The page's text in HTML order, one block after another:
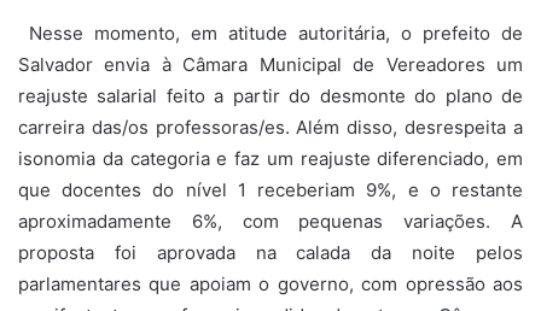
Nesse momento, em atitude autoritária, o prefeito de
Salvador envia à Câmara Municipal de Vereadores um
reajuste salarial feito a partir do desmonte do plano de
carreira das/os professoras/es. Além disso, desrespeita a
isonomia da categoria e faz um reajuste diferenciado, em
que docentes do nível 1 receberiam 9%, e o restante
aproximadamente 6%, com pequenas variações. A
proposta foi aprovada na calada da noite pelos
parlamentares que apoiam o governo, com opressão aos